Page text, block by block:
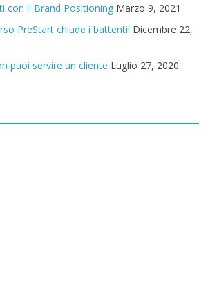
con il Brand Positioning Marzo 9, 2021
PreStart chiude i battenti! Dicembre 22,
puoi servire un cliente Luglio 27, 2020